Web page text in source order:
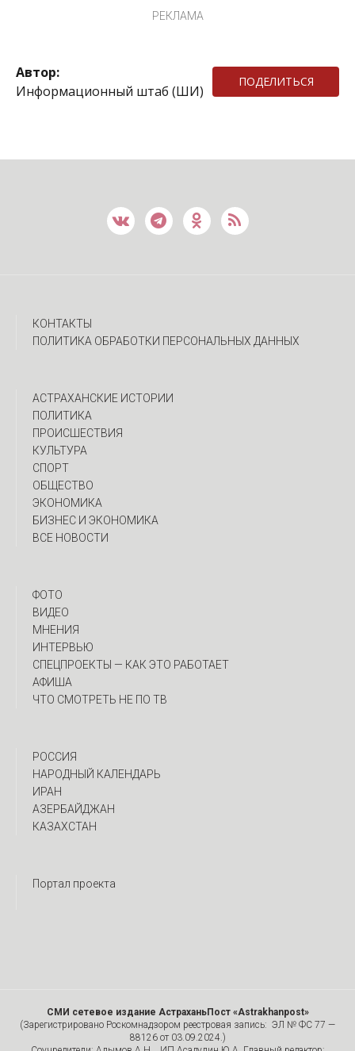
РЕКЛАМА
Автор:
Информационный штаб (ШИ)
ПОДЕЛИТЬСЯ
КОНТАКТЫ
ПОЛИТИКА ОБРАБОТКИ ПЕРСОНАЛЬНЫХ ДАННЫХ
АСТРАХАНСКИЕ ИСТОРИИ
ПОЛИТИКА
ПРОИСШЕСТВИЯ
КУЛЬТУРА
СПОРТ
ОБЩЕСТВО
ЭКОНОМИКА
БИЗНЕС И ЭКОНОМИКА
ВСЕ НОВОСТИ
ФОТО
ВИДЕО
МНЕНИЯ
ИНТЕРВЬЮ
CПЕЦПРОЕКТЫ — КАК ЭТО РАБОТАЕТ
АФИША
ЧТО СМОТРЕТЬ НЕ ПО ТВ
РОССИЯ
НАРОДНЫЙ КАЛЕНДАРЬ
ИРАН
АЗЕРБАЙДЖАН
КАЗАХСТАН
Портал проекта
СМИ сетевое издание АстраханьПост «Astrakhanpost»
(Зарегистрировано Роскомнадзором реестровая запись: ЭЛ № ФС 77 —
88126 от 03.09.2024.)